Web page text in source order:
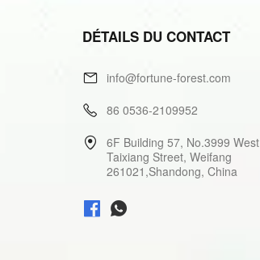
DÉTAILS DU CONTACT
info@fortune-forest.com
86 0536-2109952
6F Building 57, No.3999 West
Taixiang Street, Weifang
261021,Shandong, China